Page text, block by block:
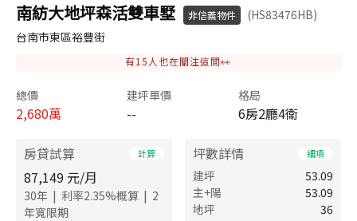
南紡大地坪森活雙車墅 非信義物件
(HS83476HB)
台南市東區裕豐街
有15 人也在關注這間👀
總價
2,680萬
建坪單價
--
格局
6房2廳4衛
房貸試算 計算
87,149 元/月
30年 | 利率2.35%概算 | 2
年寬限期
坪數詳情 細項
建坪
53.09
主+陽
53.09
地坪
36